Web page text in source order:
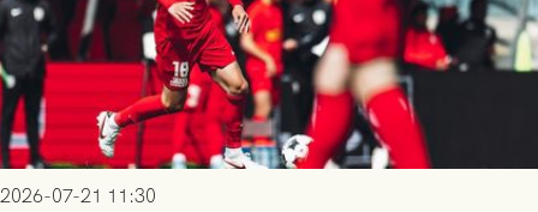
2026-07-21 11:30